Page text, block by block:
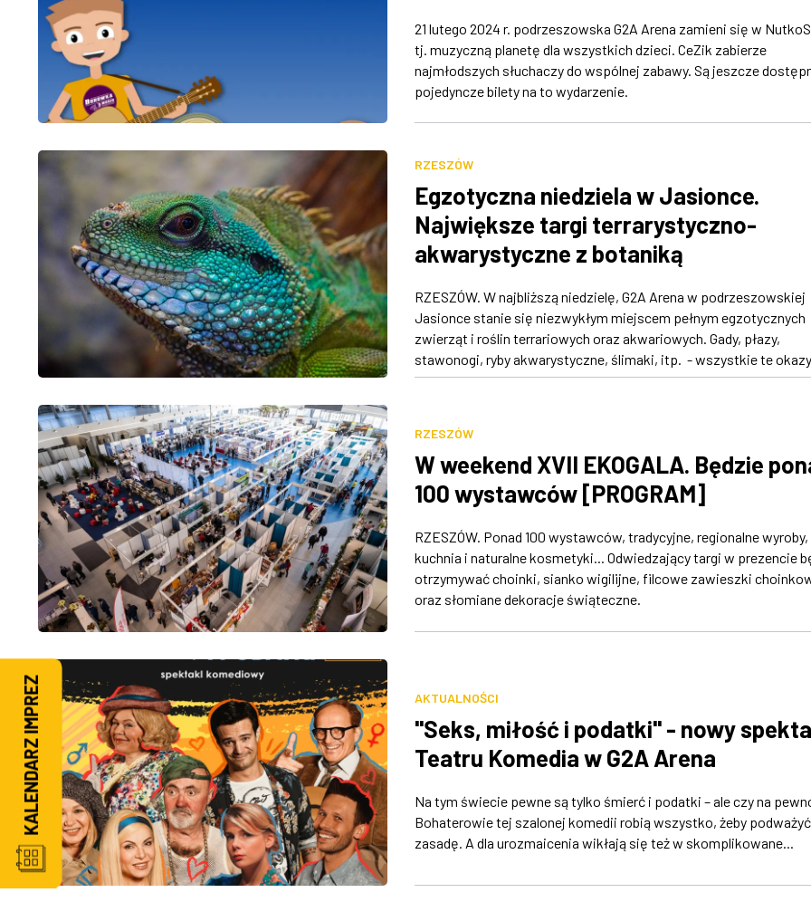
21 lutego 2024 r. podrzeszowska G2A Arena zamieni się w
tj. muzyczną planetę dla wszystkich dzieci. CeZik zabierze
najmłodszych słuchaczy do wspólnej zabawy. Są jeszcze
pojedyncze bilety na to wydarzenie.
RZESZÓW
Egzotyczna niedziela w Jasionce.
Największe targi terrarystyczno-
akwarystyczne z botaniką
RZESZÓW. W najbliższą niedzielę, G2A Arena w podrzeszowskiej
Jasionce stanie się niezwykłym miejscem pełnym egzotycznych
zwierząt i roślin terrariowych oraz akwariowych. Gady, płazy,
stawonogi, ryby akwarystyczne, ślimaki, itp. - wszystkie te
RZESZÓW
W weekend XVII EKOGALA. Będzie
100 wystawców [PROGRAM]
RZESZÓW. Ponad 100 wystawców, tradycyjne, regionalne wyroby,
kuchnia i naturalne kosmetyki... Odwiedzający targi w prezencie
otrzymywać choinki, sianko wigilijne, filcowe zawieszki
oraz słomiane dekoracje świąteczne.
AKTUALNOŚCI
"Seks, miłość i podatki" - nowy
Teatru Komedia w G2A Arena
Na tym świecie pewne są tylko śmierć i podatki – ale czy na
Bohaterowie tej szalonej komedii robią wszystko, żeby
zasadę. A dla urozmaicenia wikłają się też w skomplikowane...
KALENDARZ IMPREZ